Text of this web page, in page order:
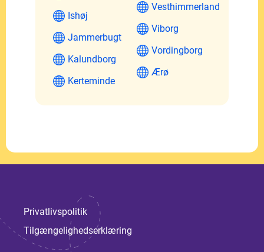
Ishøj
Jammerbugt
Kalundborg
Kerteminde
Vesthimmerland
Viborg
Vordingborg
Ærø
Privatlivspolitik
Tilgængelighedserklæring